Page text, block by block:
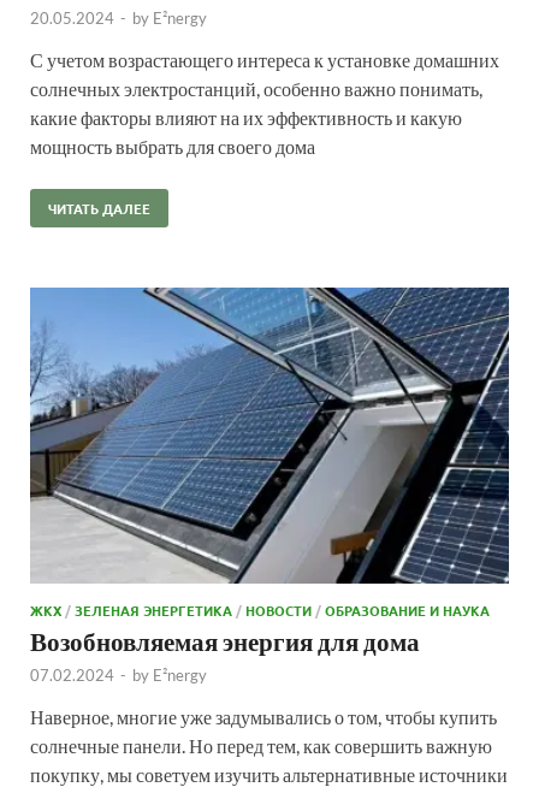
20.05.2024 - by E²nergy
С учетом возрастающего интереса к установке домашних
солнечных электростанций, особенно важно понимать,
какие факторы влияют на их эффективность и какую
мощность выбрать для своего дома
ЧИТАТЬ ДАЛЕЕ
ЖКХ /ЗЕЛЕНАЯ ЭНЕРГЕТИКА /НОВОСТИ /ОБРАЗОВАНИЕ И НАУКА
Возобновляемая энергия для дома
07.02.2024 - by E²nergy
Наверное, многие уже задумывались о том, чтобы купить
солнечные панели. Но перед тем, как совершить важную
покупку, мы советуем изучить альтернативные источники